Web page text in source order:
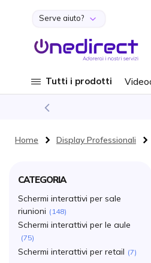
Salta al contenuto
Serve aiuto?
Tutti i prodotti
Home Display Professionali
CATEGORIA
Schermi interattivi per sale
riunioni
148
Schermi interattivi per le aule
75
Schermi interattivi per retail 7